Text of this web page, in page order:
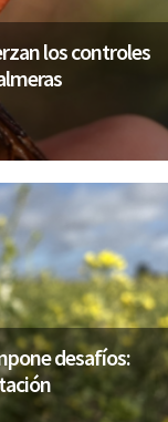
los controles
desafíos: